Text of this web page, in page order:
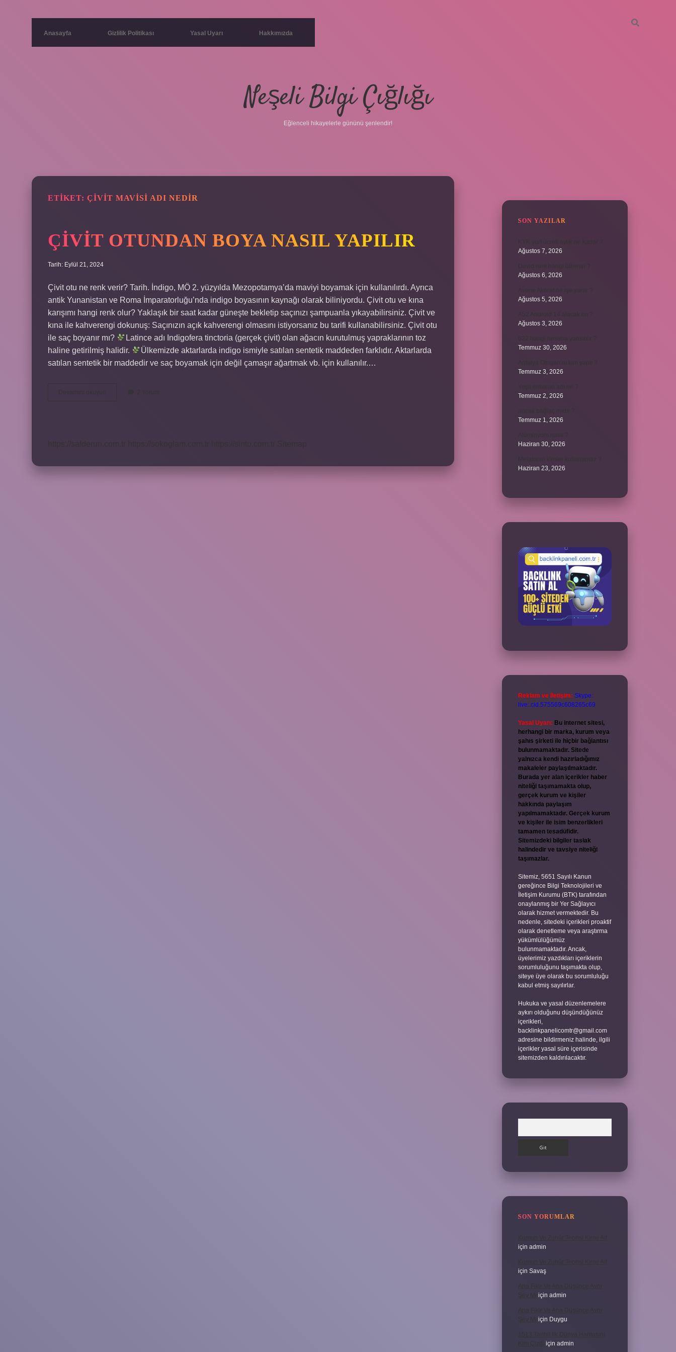
Anasayfa Gizlilik Politikası Yasal Uyarı Hakkımızda
Neşeli Bilgi Çığlığı
Eğlenceli hikayelerle gününü şenlendir!
ETIKET: ÇIVIT MAVISI ADI NEDIR
ÇIVIT OTUNDAN BOYA NASIL YAPILIR
Tarih: Eylül 21, 2024
Çivit otu ne renk verir? Tarih. İndigo, MÖ 2. yüzyılda Mezopotamya’da maviyi boyamak için kullanılırdı. Ayrıca
antik Yunanistan ve Roma İmparatorluğu’nda indigo boyasının kaynağı olarak biliniyordu. Çivit otu ve kına
karışımı hangi renk olur? Yaklaşık bir saat kadar güneşte bekletip saçınızı şampuanla yıkayabilirsiniz. Çivit ve
kına ile kahverengi dokunuş: Saçınızın açık kahverengi olmasını istiyorsanız bu tarifi kullanabilirsiniz. Çivit otu
ile saç boyanır mı?
Latince adı Indigofera tinctoria (gerçek çivit) olan ağacın kurutulmuş yapraklarının toz
haline getirilmiş halidir.
Ülkemizde aktarlarda indigo ismiyle satılan sentetik maddeden farklıdır. Aktarlarda
satılan sentetik bir maddedir ve saç boyamak için değil çamaşır ağartmak vb. için kullanılır.…
SON YAZILAR
Ağustos 7, 2026
Ağustos 6, 2026
Ağustos 5, 2026
Ağustos 3, 2026
Temmuz 30, 2026
Temmuz 3, 2026
Temmuz 2, 2026
Temmuz 1, 2026
Haziran 30, 2026
Haziran 23, 2026
Reklam ve İletişim: Skype:
live:.cid.575569c608265c69
Yasal Uyarı: Bu internet sitesi,
herhangi bir marka, kurum veya
şahıs şirketi ile hiçbir bağlantısı
bulunmamaktadır. Sitede
yalnızca kendi hazırladığımız
makaleler paylaşılmaktadır.
Burada yer alan içerikler haber
niteliği taşımamakta olup,
gerçek kurum ve kişiler
hakkında paylaşım
yapılmamaktadır. Gerçek kurum
ve kişiler ile isim benzerlikleri
tamamen tesadüfidir.
Sitemizdeki bilgiler taslak
halindedir ve tavsiye niteliği
taşımazlar.
Sitemiz, 5651 Sayılı Kanun
gereğince Bilgi Teknolojileri ve
İletişim Kurumu (BTK) tarafından
onaylanmış bir Yer Sağlayıcı
olarak hizmet vermektedir. Bu
nedenle, sitedeki içerikleri proaktif
olarak denetleme veya araştırma
yükümlülüğümüz
bulunmamaktadır. Ancak,
üyelerimiz yazdıkları içeriklerin
sorumluluğunu taşımakta olup,
siteye üye olarak bu sorumluluğu
kabul etmiş sayılırlar.
Hukuka ve yasal düzenlemelere
aykırı olduğunu düşündüğünüz
içerikleri,
backlinkpanelicomtr@gmail.com
adresine bildirmeniz halinde, ilgili
içerikler yasal süre içerisinde
sitemizden kaldırılacaktır.
SON YORUMLAR
Kumun Ve Zuhûr Teorisi Kime Ait
için admin
Kumun Ve Zuhûr Teorisi Kime Ait
için Savaş
Ana Fikir Ve Ana Düşünce Aynı
Şey Mi için admin
Ana Fikir Ve Ana Düşünce Aynı
Şey Mi için Duygu
1513 Tarihli Ilk Dünya Haritasını
Kim Çizdi
için admin